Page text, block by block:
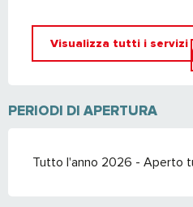
Visualizza tutti i servizi
PERIODI DI APERTURA
Tutto l'anno 2026 - Aperto